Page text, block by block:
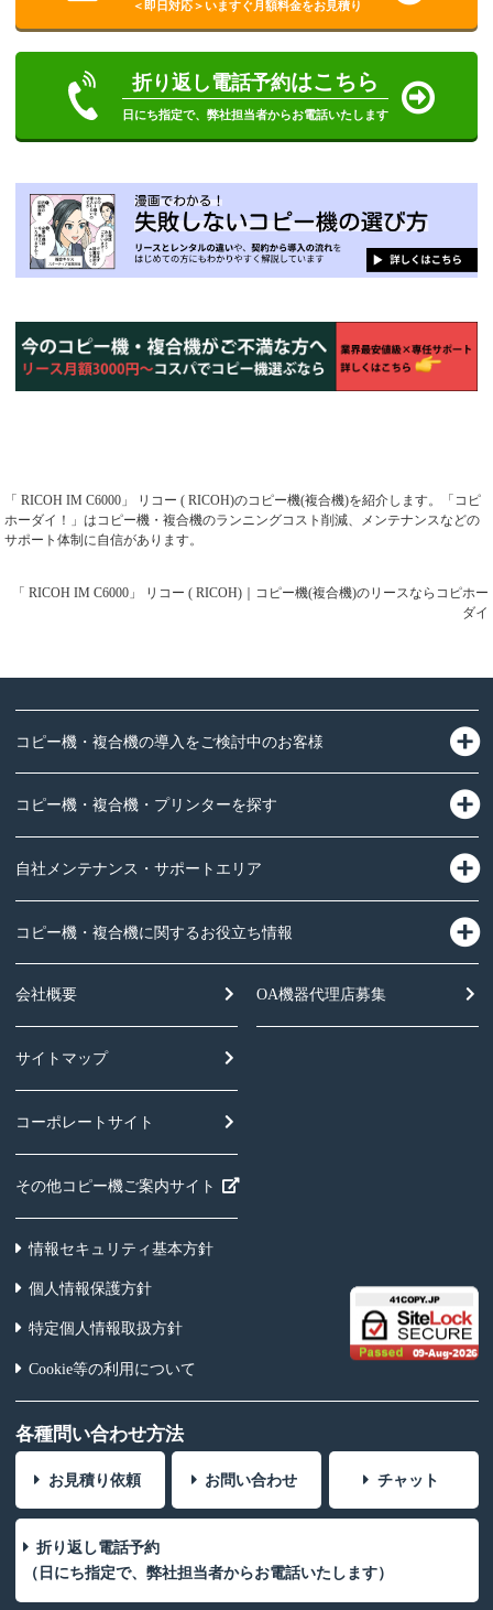
＜即日対応＞いますぐ月額料金をお見積り
折り返し電話予約はこちら
日にち指定で、弊社担当者からお電話いたします
「 RICOH IM C6000」 リコー ( RICOH)のコピー機(複合機)を紹介します。「コピ
ホーダイ！」はコピー機・複合機のランニングコスト削減、メンテナンスなどの
サポート体制に自信があります。
「 RICOH IM C6000」 リコー ( RICOH)｜コピー機(複合機)のリースならコピホー
ダイ
コピー機・複合機の導入をご検討中のお客様
コピー機・複合機・プリンターを探す
自社メンテナンス・サポートエリア
コピー機・複合機に関するお役立ち情報
会社概要
サイトマップ
コーポレートサイト
その他コピー機ご案内サイト
OA機器代理店募集
情報セキュリティ基本方針
個人情報保護方針
特定個人情報取扱方針
Cookie等の利用について
各種問い合わせ方法
お見積り依頼 お問い合わせ チャット
折り返し電話予約
（日にち指定で、弊社担当者からお電話いたします）